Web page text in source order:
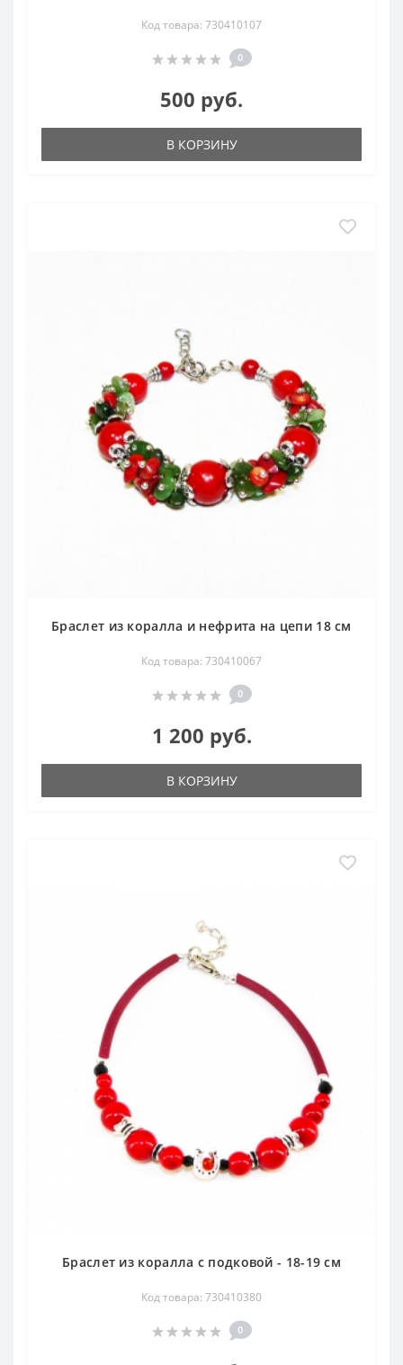
Код товара: 730410107
0
500 руб.
В КОРЗИНУ
Браслет из коралла и нефрита на цепи 18 см
Код товара: 730410067
0
1 200 руб.
В КОРЗИНУ
Браслет из коралла с подковой - 18-19 см
Код товара: 730410380
0